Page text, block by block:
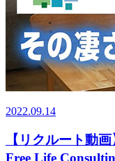
2022.09.14
【リクルート動
Free Life